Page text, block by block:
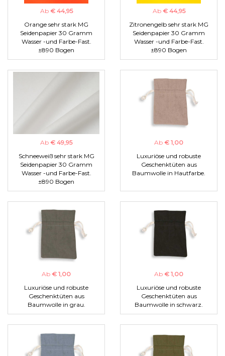
Ab € 44,95
Orange sehr stark MG
Seidenpapier 30 Gramm
Wasser -und Farbe-Fast.
±890 Bogen
Ab € 44,95
Zitronengelb sehr stark MG
Seidenpapier 30 Gramm
Wasser -und Farbe-Fast.
±890 Bogen
Ab € 49,95
Schneeweiß sehr stark MG
Seidenpapier 30 Gramm
Wasser -und Farbe-Fast.
±890 Bogen
Ab € 1,00
Luxuriöse und robuste
Geschenktüten aus
Baumwolle in Hautfarbe.
Ab € 1,00
Luxuriöse und robuste
Geschenktüten aus
Baumwolle in grau.
Ab € 1,00
Luxuriöse und robuste
Geschenktüten aus
Baumwolle in schwarz.